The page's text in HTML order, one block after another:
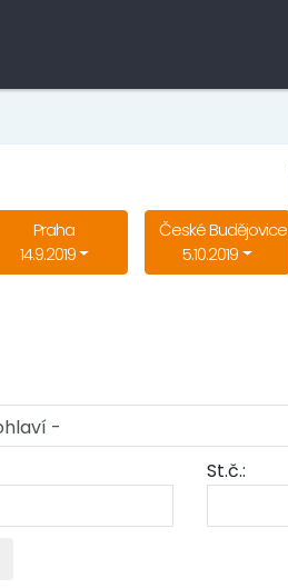
Praha
14.9.2019
České Budějovice
5.10.2019
St.č.: